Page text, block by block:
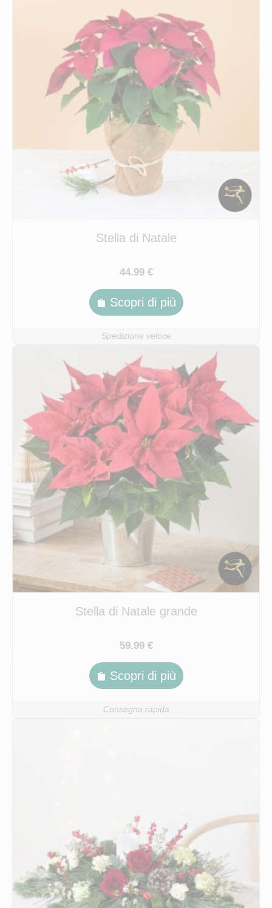
Stella di Natale
44.99 €
Scopri di più
Spedizione veloce
Stella di Natale grande
59.99 €
Scopri di più
Consegna rapida